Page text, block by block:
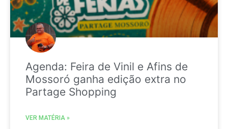
Agenda: Feira de Vinil e Afins de
Mossoró ganha edição extra no
Partage Shopping
VER MATÉRIA »